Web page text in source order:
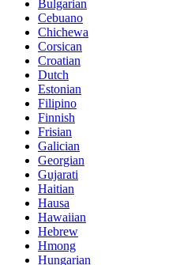
Bulgarian
Cebuano
Chichewa
Corsican
Croatian
Dutch
Estonian
Filipino
Finnish
Frisian
Galician
Georgian
Gujarati
Haitian
Hausa
Hawaiian
Hebrew
Hmong
Hungarian